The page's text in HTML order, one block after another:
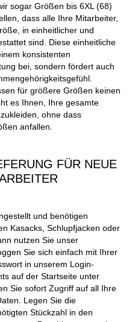
sogar Größen bis 6XL (68)
dass alle Ihre Mitarbeiter,
in einheitlicher und
sind. Diese einheitliche
konsistenten
bei, sondern fördert auch
für größere Größen keinen
es Ihnen, Ihre gesamte
ohne dass
anfallen.
FÜR NEUE
und benötigen
Kasacks, Schlupfjacken oder
nutzen Sie unser
Sie sich einfach mit Ihrer
in unserem Login-
auf der Startseite unter
Sie sofort Zugriff auf all Ihre
Legen Sie die
Stückzahl in den